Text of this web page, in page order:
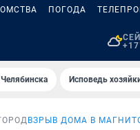
ПОГОДА
Исповедь
ВЗРЫВ ДОМА В